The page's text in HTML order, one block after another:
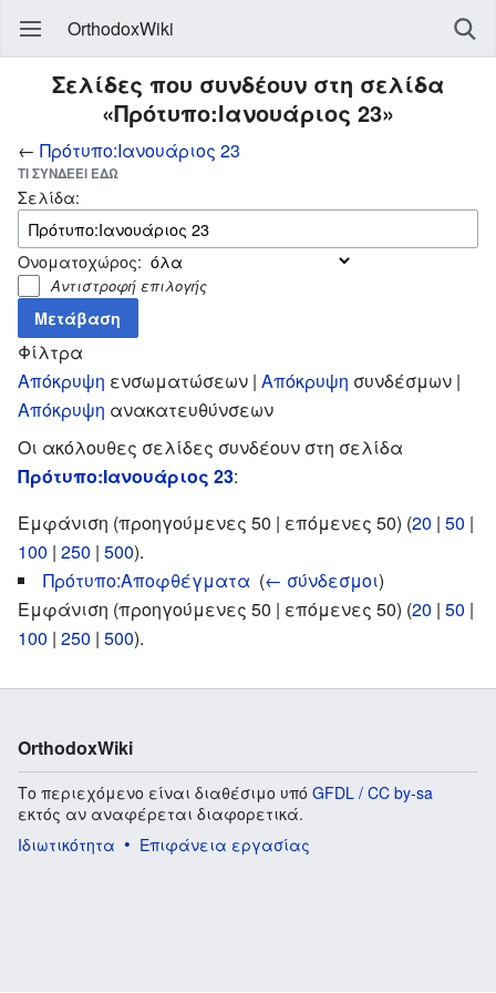
OrthodoxWiki
Σελίδες που συνδέουν στη σελίδα
«Πρότυπο:Ιανουάριος 23»
← Πρότυπο:Ιανουάριος 23
ΤΙ ΣΥΝΔΈΕΙ ΕΔΏ
Σελίδα:
Ονοματοχώρος:
Αντιστροφή επιλογής
Φίλτρα
Απόκρυψη ενσωματώσεων | Απόκρυψη συνδέσμων |
Απόκρυψη ανακατευθύνσεων
Οι ακόλουθες σελίδες συνδέουν στη σελίδα
Πρότυπο:Ιανουάριος 23:
Εμφάνιση (προηγούμενες 50 | επόμενες 50) (20 | 50 |
100 | 250 | 500).
Πρότυπο:Αποφθέγματα (← σύνδεσμοι)
Εμφάνιση (προηγούμενες 50 | επόμενες 50) (20 | 50 |
100 | 250 | 500).
OrthodoxWiki
Το περιεχόμενο είναι διαθέσιμο υπό GFDL / CC by-sa
εκτός αν αναφέρεται διαφορετικά.
Ιδιωτικότητα
Επιφάνεια εργασίας